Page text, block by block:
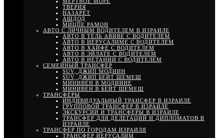
ТВЕРИЯ
НАЗАРЕТ
АШДОД
МИЦПЕ РАМОН
АВТО С ЛИЧНЫМ ВОДИТЕЛЕМ В ИЗРАИЛЕ
АВТО В ТЕЛЬ АВИВЕ С ВОДИТЕЛЕМ
АВТО В ИЕРУСАЛИМЕ С ВОДИТЕЛЕМ
АВТО В ХАЙФЕ С ВОДИТЕЛЕМ
АВТО В ЭЙЛАТЕ С ВОДИТЕЛЕМ
АВТО В НЕТАНИИ С ВОДИТЕЛЕМ
СЕМЕЙНЫЙ ТРАНСФЕР
SUV, ДЖИП МОДИИН
SUV, ДЖИП БЕЙТ ШЕМЕШ
МИНИВЕН В МОДИИНЕ
МИНИВЕН В БЕЙТ ШЕМЕШ
ТРАНСФЕРЫ
ИНДИВИДУАЛЬНЫЙ ТРАНСФЕР В ИЗРАИЛЕ
ГРУППОВОЙ ТРАНСФЕР В ИЗРАИЛЕ
ЭКСКУРСИИ И ТРАНСФЕРЫ В ИЗРАИЛЕ
ТРАНСФЕР ДЛЯ ДЕЛЕГАЦИЙ И ДИПЛОМАТОВ В
ИЗРАИЛЕ
ТРАНСФЕР ПО ГОРОДАМ ИЗРАИЛЯ
ТРАНСФЕР ИЕРУСАЛИМ